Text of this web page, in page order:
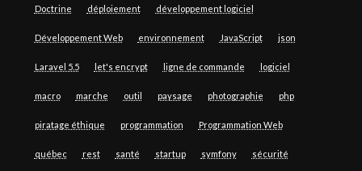
Doctrine déploiement développement logiciel
Développement Web environnement JavaScript json
Laravel 5.5 let's encrypt ligne de commande logiciel
macro marche outil paysage photographie php
piratage éthique programmation Programmation Web
québec rest santé startup symfony sécurité